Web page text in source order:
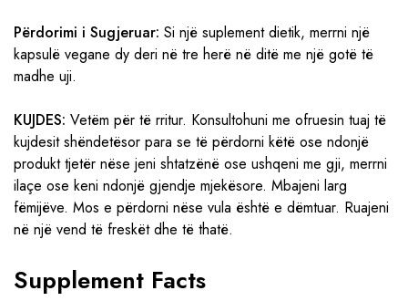
Përdorimi i Sugjeruar: Si një suplement dietik, merrni një
kapsulë vegane dy deri në tre herë në ditë me një gotë të
madhe uji.
KUJDES: Vetëm për të rritur. Konsultohuni me ofruesin tuaj të
kujdesit shëndetësor para se të përdorni këtë ose ndonjë
produkt tjetër nëse jeni shtatzënë ose ushqeni me gji, merrni
ilaçe ose keni ndonjë gjendje mjekësore. Mbajeni larg
fëmijëve. Mos e përdorni nëse vula është e dëmtuar. Ruajeni
në një vend të freskët dhe të thatë.
Supplement Facts